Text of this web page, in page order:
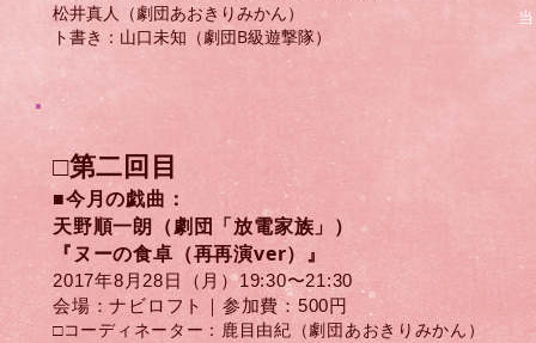
松井真人（劇団あおきりみかん）
ト書き：山口未知（劇団B級遊撃隊）
□第二回目
■今月の戯曲：
天野順一朗（劇団「放電家族」）
『ヌーの食卓（再再演ver）』
2017年8月28日（月）​19:30〜21:30
会場：ナビロフト｜参加費：500円
□コーディネーター：鹿目由紀（劇団あおきりみかん）